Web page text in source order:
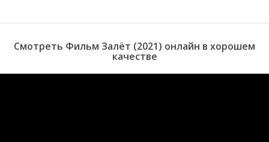
Смотреть Фильм Залёт (2021) онлайн в хорошем
качестве